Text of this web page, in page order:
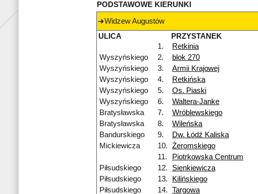
PODSTAWOWE KIERUNKI
Widzew Augustów
ULICA
PRZYSTANEK
1.
Retkinia
Wyszyńskiego
2. blok 270
Wyszyńskiego
3. Armii Krajowej
Wyszyńskiego
4. Retkińska
Wyszyńskiego
5. Os. Piaski
Wyszyńskiego
6. Waltera-Janke
Bratysławska
7. Wróblewskiego
Bratysławska
8. Wileńska
Bandurskiego
9. Dw. Łódź Kaliska
Mickiewicza
10. Żeromskiego
11.
Piotrkowska Centrum
Piłsudskiego
12. Sienkiewicza
Piłsudskiego
13. Kilińskiego
Piłsudskiego
14. Targowa